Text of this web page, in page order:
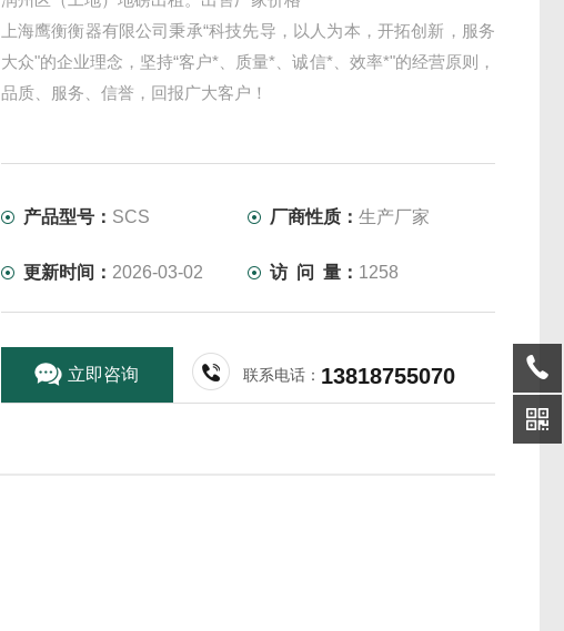
上海鹰衡衡器有限公司秉承“科技先导，以人为本，开拓创新，服务
大众"的企业理念，坚持“客户*、质量*、诚信*、效率*"的经营原则，
品质、服务、信誉，回报广大客户！
产品型号： SCS 厂商性质：生产厂家
更新时间： 2026-03-02 访 问 量： 1258
立即咨询 联系电话： 13818755070